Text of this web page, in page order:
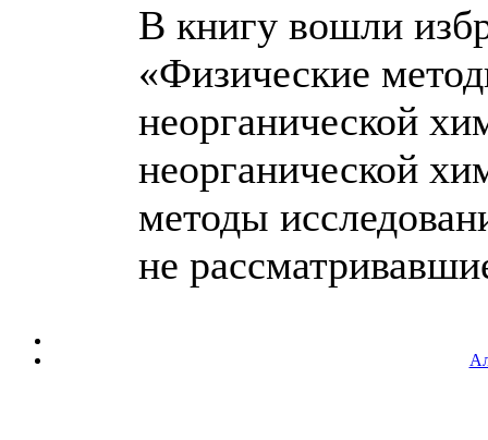
В книгу вошли
«Физические
неорганической
неорганической
методы
не